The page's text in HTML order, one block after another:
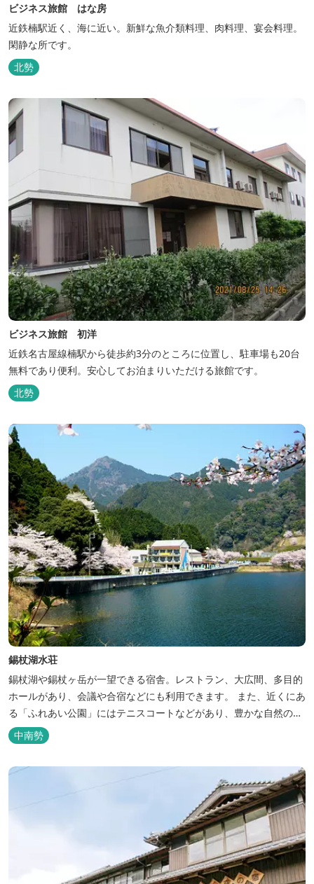
ビジネス旅館 はな房
近鉄楠駅近く、海に近い。新鮮な魚介類料理、肉料理、宴会料理。
閑静な所です。
北勢
ビジネス旅館 初洋
近鉄名古屋線楠駅から徒歩約3分のところに位置し、駐車場も20台
無料であり便利。安心してお泊まりいただける旅館です。
北勢
錫杖湖水荘
錫杖湖や錫杖ヶ岳が一望できる宿舎。レストラン、大広間、多目的
ホールがあり、会議や合宿などにも利用できます。 また、近くにあ
る「ふれあい公園」にはテニスコートなどがあり、豊かな自然の中
でのびのびと楽しむことができます。
中南勢